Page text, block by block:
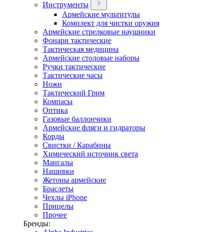
Инструменты
Армейские мультитулы
Комплект для чистки оружия
Армейские стрелковые наушники
Фонари тактические
Тактическая медицина
Армейские столовые наборы
Ручки тактические
Тактические часы
Ножи
Тактический Грим
Компасы
Оптика
Газовые баллончики
Армейские фляги и гидраторы
Корды
Свистки / Карабины
Химический источник света
Мангалы
Нашивки
Жетоны армейские
Браслеты
Чехлы iPhone
Прицелы
Прочее
Бренды: